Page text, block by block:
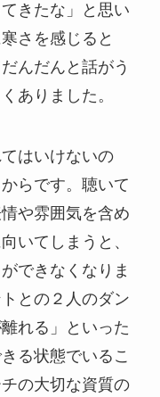
きたな」と思い
さを感じると
んだんと話がう
ありました。
はいけないの
らです。聴いて
や雰囲気を含め
いてしまうと、
できなくなりま
との２人のダン
れる」といった
る状態でいるこ
の大切な資質の